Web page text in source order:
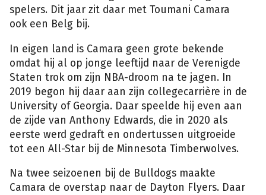
spelers. Dit jaar zit daar met Toumani Camara
ook een Belg bij.
In eigen land is Camara geen grote bekende
omdat hij al op jonge leeftijd naar de Verenigde
Staten trok om zijn NBA-droom na te jagen. In
2019 begon hij daar aan zijn collegecarrière in de
University of Georgia. Daar speelde hij even aan
de zijde van Anthony Edwards, die in 2020 als
eerste werd gedraft en ondertussen uitgroeide
tot een All-Star bij de Minnesota Timberwolves.
Na twee seizoenen bij de Bulldogs maakte
Camara de overstap naar de Dayton Flyers. Daar